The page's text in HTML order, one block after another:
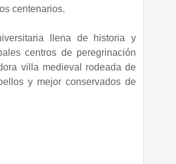
centenarios.
llena de historia y
centros de peregrinación
villa medieval rodeada de
y mejor conservados de